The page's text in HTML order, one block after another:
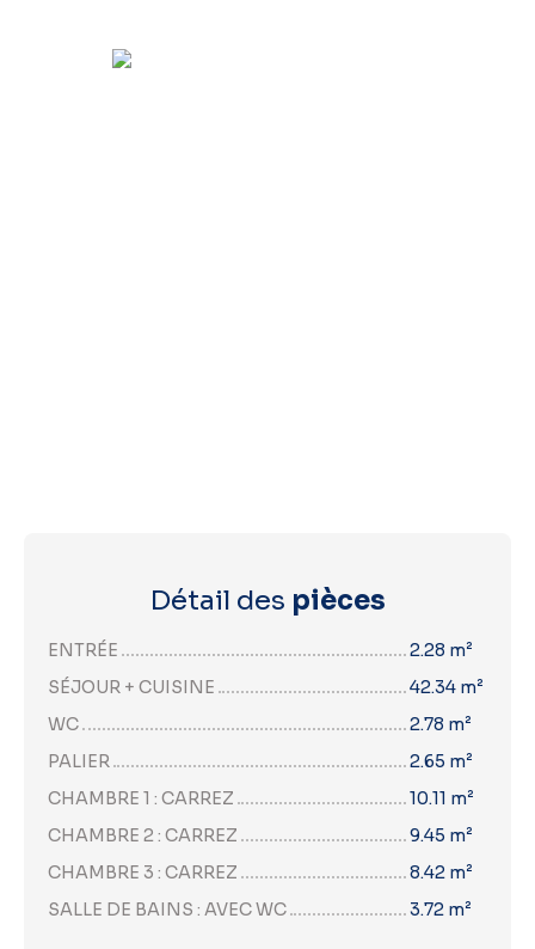
Détail des pièces
ENTRÉE
2.28 m²
SÉJOUR + CUISINE
42.34 m²
WC
2.78 m²
PALIER
2.65 m²
CHAMBRE 1 : CARREZ
10.11 m²
CHAMBRE 2 : CARREZ
9.45 m²
CHAMBRE 3 : CARREZ
8.42 m²
SALLE DE BAINS : AVEC WC
3.72 m²